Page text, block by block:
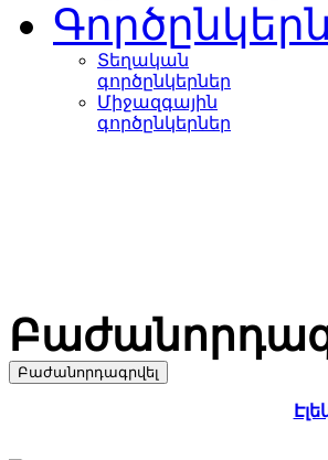
Տեղական
գործընկերներ
Միջազգային
գործընկերներ